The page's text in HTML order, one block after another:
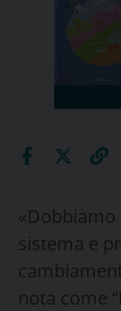
sistema e
nota come